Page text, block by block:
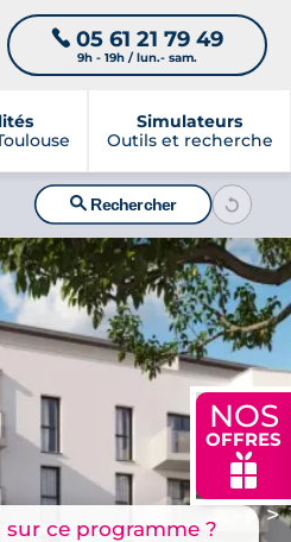
📞 05 61 21 79 49
9h - 19h / lun.- sam.
Simulateurs
Outils et recherche
NOS
OFFRES
🎁
🔍Rechercher
>
ce programme ?